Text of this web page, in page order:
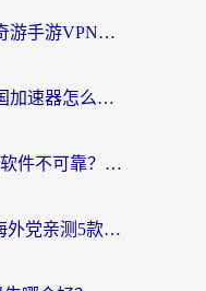
ChickCN VPN好用吗？和奇游手游VPN对比哪个回国效果更好？海外党亲测实用指南
海外党必看：PC VPN+回国加速器怎么选？无缝访问国内资源全攻略
海外党别踩坑！iOS破解版软件不可靠？教你选对回国加速器无缝看国内资源
雷神手游和快喵好用吗？海外党亲测5款回国加速器，附斧牛Bling对比+微信视频号解决办法